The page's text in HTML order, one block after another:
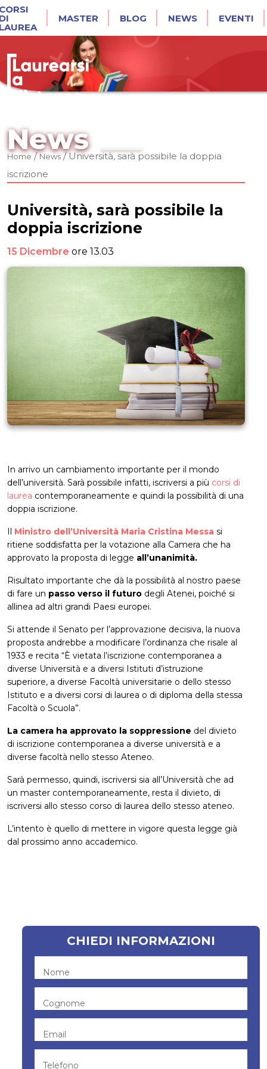
MASTER BLOG NEWS EVENTI
News
Home/News/Università, sarà possibile la doppia
iscrizione
Università, sarà possibile la
doppia iscrizione
15 Dicembre ore 13.03
In arrivo un cambiamento importante per il mondo
dell’università. Sarà possibile infatti, iscriversi a più corsi di
laurea contemporaneamente e quindi la possibilità di una
doppia iscrizione.
Il Ministro dell’Università Maria Cristina Messa si
ritiene soddisfatta per la votazione alla Camera che ha
approvato la proposta di legge all’unanimità.
Risultato importante che dà la possibilità al nostro paese
di fare un passo verso il futuro degli Atenei, poiché si
allinea ad altri grandi Paesi europei.
Si attende il Senato per l’approvazione decisiva, la nuova
proposta andrebbe a modificare l’ordinanza che risale al
1933 e recita “È vietata l’iscrizione contemporanea a
diverse Università e a diversi Istituti d’istruzione
superiore, a diverse Facoltà universitarie o dello stesso
Istituto e a diversi corsi di laurea o di diploma della stessa
Facoltà o Scuola”.
La camera ha approvato la soppressione del divieto
di iscrizione contemporanea a diverse università e a
diverse facoltà nello stesso Ateneo.
Sarà permesso, quindi, iscriversi sia all’Università che ad
un master contemporaneamente, resta il divieto, di
iscriversi allo stesso corso di laurea dello stesso ateneo.
L’intento è quello di mettere in vigore questa legge già
dal prossimo anno accademico.
CHIEDI INFORMAZIONI
Nome
Cognome
Email
Telefono